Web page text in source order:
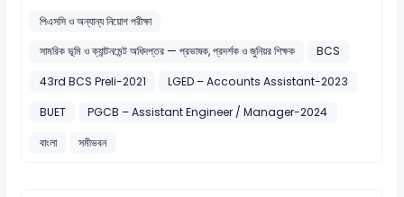
পিএসসি ও অন্যান্য নিয়োগ পরীক্ষা
সামরিক ভূমি ও ক্যান্টনমেন্ট অধিদপ্তর — প্রভাষক, প্রদর্শক ও জুনিয়র শিক্ষক
BCS
43rd BCS Preli-2021
LGED – Accounts Assistant-2023
BUET
PGCB – Assistant Engineer / Manager-2024
বাংলা
সমীভবন